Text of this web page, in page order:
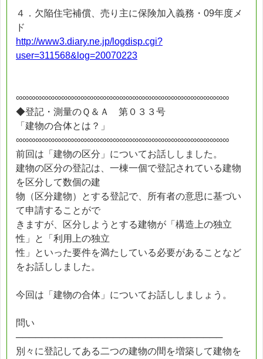
４．欠陥住宅補償、売り主に保険加入義務・09年度メ
ド
http://www3.diary.ne.jp/logdisp.cgi?
user=311568&log=20070223
∞∞∞∞∞∞∞∞∞∞∞∞∞∞∞∞∞∞∞∞∞∞∞∞∞∞∞∞∞∞∞∞∞
◆登記・測量のＱ＆Ａ 第０３３号
「建物の合体とは？」
∞∞∞∞∞∞∞∞∞∞∞∞∞∞∞∞∞∞∞∞∞∞∞∞∞∞∞∞∞∞∞∞∞
前回は「建物の区分」についてお話ししました。
建物の区分の登記は、一棟一個で登記されている建物
を区分して数個の建
物（区分建物）とする登記で、所有者の意思に基づい
て申請することがで
きますが、区分しようとする建物が「構造上の独立
性」と「利用上の独立
性」といった要件を満たしている必要があることなど
をお話ししました。
今回は「建物の合体」についてお話ししましょう。
問い
────────────────────────────────
別々に登記してある二つの建物の間を増築して建物を